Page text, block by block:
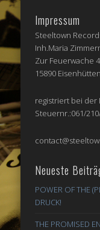
Impressum
Steeltown
Inh.Maria
Zur Feuerwache 4
15890
registriert bei der
Steuernr.:061/
Neueste
POWER OF THE
DRUCK!
THE PROMISED